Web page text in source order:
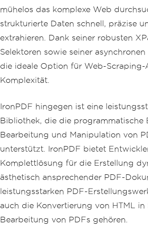
mühelos das komplexe Web
strukturierte Daten schnell, präzise
extrahieren. Dank seiner robusten
Selektoren sowie seiner
die ideale Option für Web-Scraping-
Komplexität.
IronPDF hingegen ist eine
Bibliothek, die die programmatische
Bearbeitung und Manipulation von
unterstützt. IronPDF bietet
Komplettlösung für die Erstellung
ästhetisch ansprechender PDF-
leistungsstarken PDF-
auch die Konvertierung von HTML
Bearbeitung von PDFs gehören.